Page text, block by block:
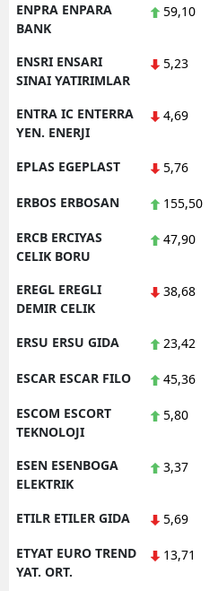
ENPRA ENPARA
BANK
59,10
ENSRI ENSARI
SINAI YATIRIMLAR
5,23
ENTRA IC ENTERRA
YEN. ENERJI
4,69
EPLAS EGEPLAST 5,76
ERBOS ERBOSAN 155,50
ERCB ERCIYAS
CELIK BORU
47,90
EREGL EREGLI
DEMIR CELIK
38,68
ERSU ERSU GIDA 23,42
ESCAR ESCAR FILO 45,36
ESCOM ESCORT
TEKNOLOJI
5,80
ESEN ESENBOGA
ELEKTRIK
3,37
ETILR ETILER GIDA 5,69
ETYAT EURO TREND
YAT. ORT.
13,71